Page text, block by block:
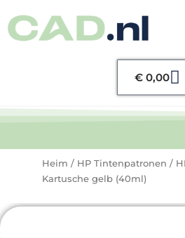
€0,00
Heim / HP Tintenpatronen /
Kartusche gelb (40ml)